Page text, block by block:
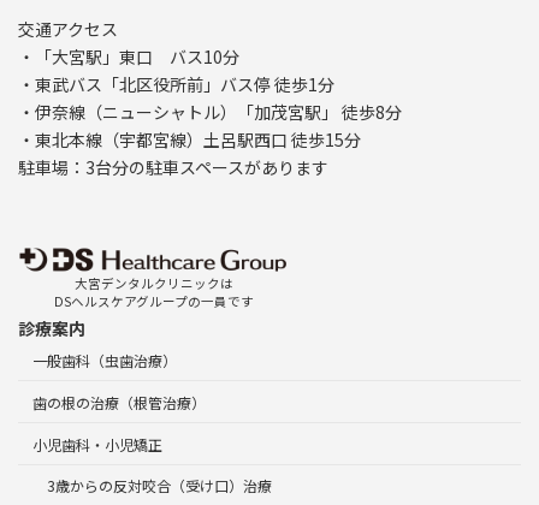
交通アクセス
・「大宮駅」東口 バス10分
・東武バス「北区役所前」バス停 徒歩1分
・伊奈線（ニューシャトル）「加茂宮駅」 徒歩8分
・東北本線（宇都宮線）土呂駅西口 徒歩15分
駐車場：3台分の駐車スペースがあります
大宮デンタルクリニックは
DSヘルスケアグループの一員です
診療案内
一般歯科（虫歯治療）
歯の根の治療（根管治療）
小児歯科・小児矯正
3歳からの反対咬合（受け口）治療